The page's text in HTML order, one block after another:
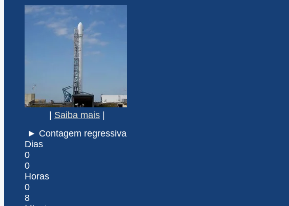
| Saiba mais |
► Contagem regressiva
Dias
0
0
Horas
0
8